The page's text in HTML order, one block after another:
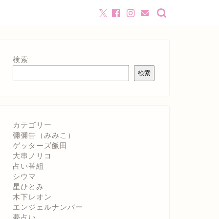
検索
検索
カテゴリー
彌彌告（みみこ）
ゲッターズ飯田
大串ノリコ
占い番組
シウマ
星ひとみ
木下レオン
エンジェルナンバー
夢占い